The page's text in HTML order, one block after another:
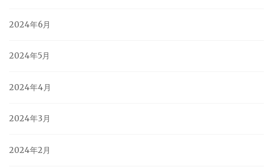
2024年6月
2024年5月
2024年4月
2024年3月
2024年2月